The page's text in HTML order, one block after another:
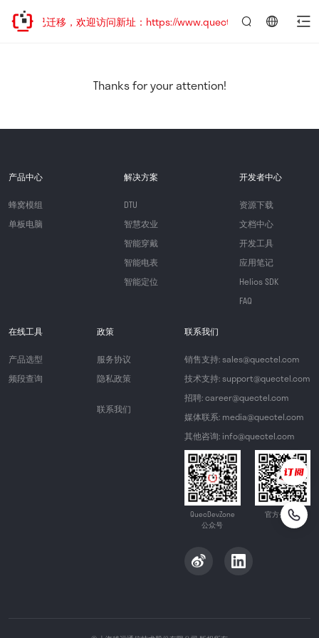
站地址已迁移，欢迎访问新址：https://www.quectel.com.cn
Thanks for your attention!
产品中心
蜂窝模组
单板电脑
解决方案
DTU
智慧农业
智能穿戴
智能电表
智能定位
开发者中心
资源下载
文档中心
开发工具
应用笔记
Helios SDK
FAQ
在线工具
产品选型
频段查询
政策
服务协议
隐私政策
联系我们
联系我们
销售支持: sales@quectel.com
技术支持: support@quectel.com
招聘: career@quectel.com
媒体联系: media@quectel.com
其他咨询: info@quectel.com
QuecDevZone
公众号
官方公众号